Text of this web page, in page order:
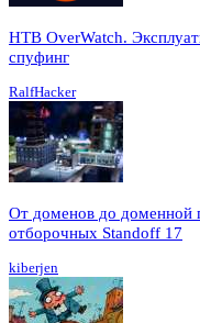
HTB OverWatch.
спуфинг
RalfHacker
От доменов до доменной
отборочных Standoff 17
kiberjen